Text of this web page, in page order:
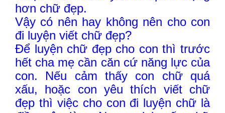
hơn chữ đẹp.
Vậy có nên hay không nên cho con
đi luyện viết chữ đẹp?
Để luyện chữ đẹp cho con thì trước
hết cha mẹ cần căn cứ năng lực của
con. Nếu cảm thấy con chữ quá
xấu, hoặc con yêu thích viết chữ
đẹp thì việc cho con đi luyện chữ là